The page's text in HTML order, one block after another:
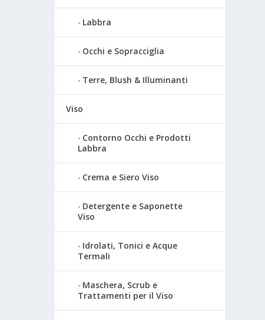
Labbra
Occhi e Sopracciglia
Terre, Blush & Illuminanti
Viso
Contorno Occhi e Prodotti
Labbra
Crema e Siero Viso
Detergente e Saponette
Viso
Idrolati, Tonici e Acque
Termali
Maschera, Scrub e
Trattamenti per il Viso